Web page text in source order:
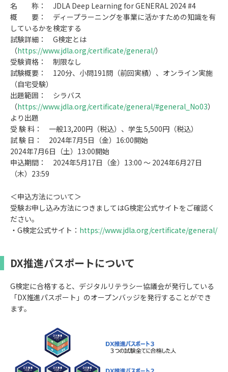
名 称： JDLA Deep Learning for GENERAL 2024 #4
概 要： ディープラーニングを事業に活かすための知識を有
しているかを検定する
試験詳細： G検定とは
（https://www.jdla.org/certificate/general/）
受験資格： 制限なし
試験概要： 120分、小問191問（前回実績）、オンライン実施
（自宅受験）
出題範囲： シラバス
（https://www.jdla.org/certificate/general/#general_No03）
より出題
受 験 料： 一般13,200円（税込）、学生 5,500円（税込）
試 験 日： 2024年7月5日（金）16:00開始
2024年7月6日（土）13:00開始
申込期間： 2024年5月17日（金）13:00 ～ 2024年6月27日
（木）23:59
＜申込方法について＞
受験お申し込み方法につきましてはG検定公式サイトをご確認く
ださい。
・G検定公式サイト： https://www.jdla.org/certificate/general/
DX推進パスポートについて
G検定に合格すると、デジタルリテラシー協議会が発行している
「DX推進パスポート」のオープンバッジを発行することができ
ます。